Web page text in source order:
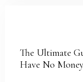
The Ultimate
Have No